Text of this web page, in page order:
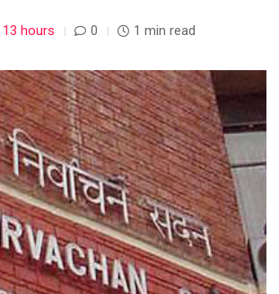
13 hours 0 1 min read